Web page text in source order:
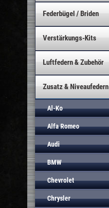
Federbügel / Briden
Verstärkungs-Kits
Luftfedern & Zubehör
Zusatz & Niveaufedern
Al-Ko
Alfa Romeo
Audi
BMW
Chevrolet
Chrysler